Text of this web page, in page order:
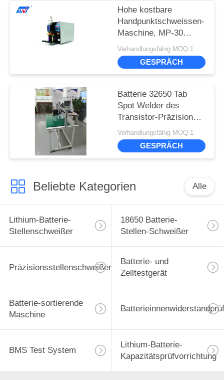
Hohe kostbare
Handpunktschweissen-
Maschine, MP-30
5000A 220v Stellen-
Schweißer
Verhandlungsfähig MOQ:1
GESPRÄCH
Batterie 32650 Tab
Spot Welder des
Transistor-Präzisions-
Stellen-Schweißer-
6000A 10000A 18650
Verhandlungsfähig MOQ:1
GESPRÄCH
Beliebte Kategorien Alle
Lithium-Batterie-
Stellenschweißer
18650 Batterie-
Stellen-Schweißer
Präzisionsstellenschweißer
Batterie- und
Zelltestgerät
Batterie-sortierende
Maschine
BMS Test System
Lithium-Batterie-
Kapazitätsprüfvorrichtung